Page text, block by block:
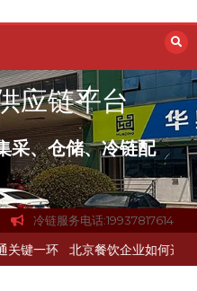
应链平台
采、仓储、冷链配
冷链服务电话:19937817614
冻品食材流通难题？ 杭州中央厨